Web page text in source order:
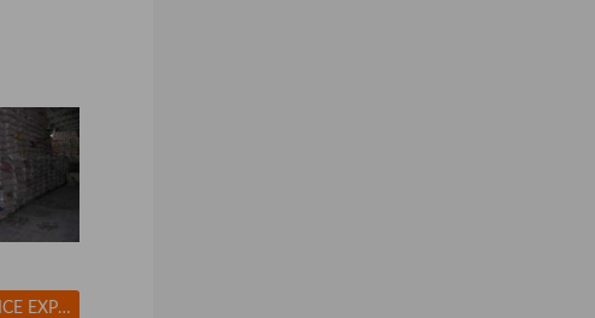
BASMATI RICE EXPORTER| KERNAL RICE WHOLESALER| WHITE RICE MANUFACTURER| LONG GRAIN TRADER| PARBOILED RICE IMPORTERS